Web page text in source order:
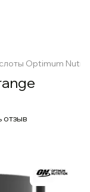
Optimum
отзыв